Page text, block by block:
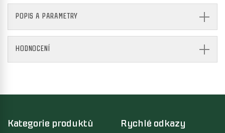
POPIS A PARAMETRY
HODNOCENÍ
Kategorie produktů Rychlé odkazy